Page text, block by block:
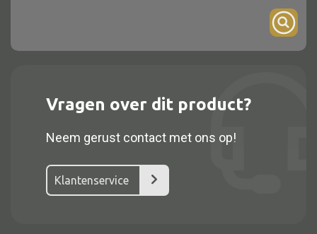
Alle kasten
Dressoir
Nachtkast
Vragen over dit product?
Neem gerust contact met ons op!
Klantenservice